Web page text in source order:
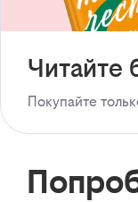
Читайте
Покупайте